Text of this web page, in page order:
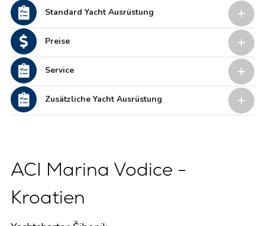
Standard Yacht Ausrüstung
Preise
Service
Zusätzliche Yacht Ausrüstung
ACI Marina Vodice -
Kroatien